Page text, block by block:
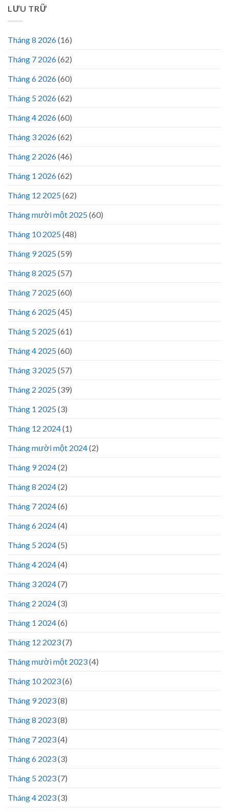
LƯU TRỮ
Tháng 8 2026(16)
Tháng 7 2026(62)
Tháng 6 2026(60)
Tháng 5 2026(62)
Tháng 4 2026(60)
Tháng 3 2026(62)
Tháng 2 2026(46)
Tháng 1 2026(62)
Tháng 12 2025(62)
Tháng mười một 2025(60)
Tháng 10 2025(48)
Tháng 9 2025(59)
Tháng 8 2025(57)
Tháng 7 2025(60)
Tháng 6 2025(45)
Tháng 5 2025(61)
Tháng 4 2025(60)
Tháng 3 2025(57)
Tháng 2 2025(39)
Tháng 1 2025(3)
Tháng 12 2024(1)
Tháng mười một 2024(2)
Tháng 9 2024(2)
Tháng 8 2024(2)
Tháng 7 2024(6)
Tháng 6 2024(4)
Tháng 5 2024(5)
Tháng 4 2024(4)
Tháng 3 2024(7)
Tháng 2 2024(3)
Tháng 1 2024(6)
Tháng 12 2023(7)
Tháng mười một 2023(4)
Tháng 10 2023(6)
Tháng 9 2023(8)
Tháng 8 2023(8)
Tháng 7 2023(4)
Tháng 6 2023(3)
Tháng 5 2023(7)
Tháng 4 2023(3)